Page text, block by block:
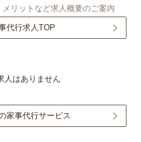
リットなど求人概要のご案内
代行求人TOP
人はありません
家事代行サービス